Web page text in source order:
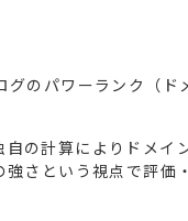
のパワーランク（ド
の計算によりドメイ
さという視点で評価